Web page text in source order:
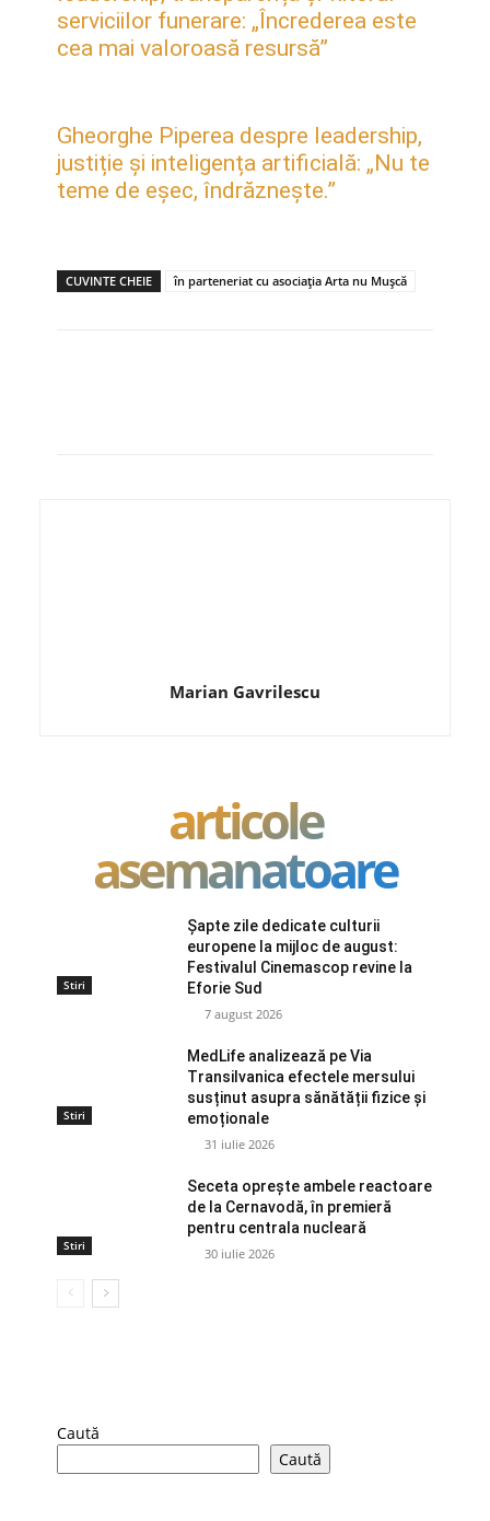
serviciilor funerare: „Încrederea este
cea mai valoroasă resursă”
Gheorghe Piperea despre leadership,
justiție și inteligența artificială: „Nu te
teme de eșec, îndrăznește.”
CUVINTE CHEIE în parteneriat cu asociația Arta nu Mușcă
Marian Gavrilescu
articole
asemanatoare
Stiri
Șapte zile dedicate culturii
europene la mijloc de august:
Festivalul Cinemascop revine la
Eforie Sud
7 august 2026
Stiri
MedLife analizează pe Via
Transilvanica efectele mersului
susținut asupra sănătății fizice și
emoționale
31 iulie 2026
Stiri
Seceta oprește ambele reactoare
de la Cernavodă, în premieră
pentru centrala nucleară
30 iulie 2026
Caută
Caută